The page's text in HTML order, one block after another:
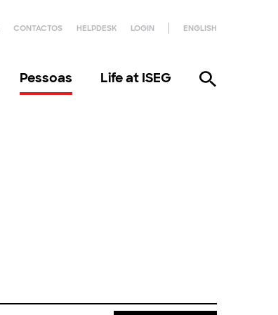
CONTACTOS HELPDESK LOGIN ENGLISH
Pessoas Life at ISEG